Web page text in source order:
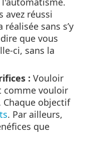
avez réussi
sans s’y
que vous
ci, sans la
: Vouloir
comme vouloir
Chaque objectif
. Par ailleurs,
que